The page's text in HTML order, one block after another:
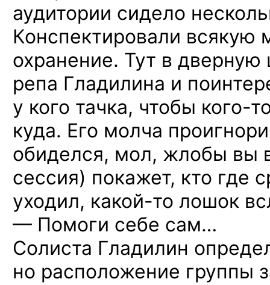
аудитории сидело
Конспектировали всякую
охранение. Тут в дверную
репа Гладилина и
у кого тачка, чтобы кого-
куда. Его молча
обиделся, мол, жлобы вы
сессия) покажет, кто где
уходил, какой-то лошок
— Помоги себе сам…
Солиста Гладилин
но расположение группы